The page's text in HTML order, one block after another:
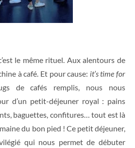
le même rituel. Aux alentours de
à café. Et pour cause: it’s time for
de cafés remplis, nous nous
d’un petit-déjeuner royal : pains
baguettes, confitures… tout est là
du bon pied ! Ce petit déjeuner,
qui nous permet de débuter